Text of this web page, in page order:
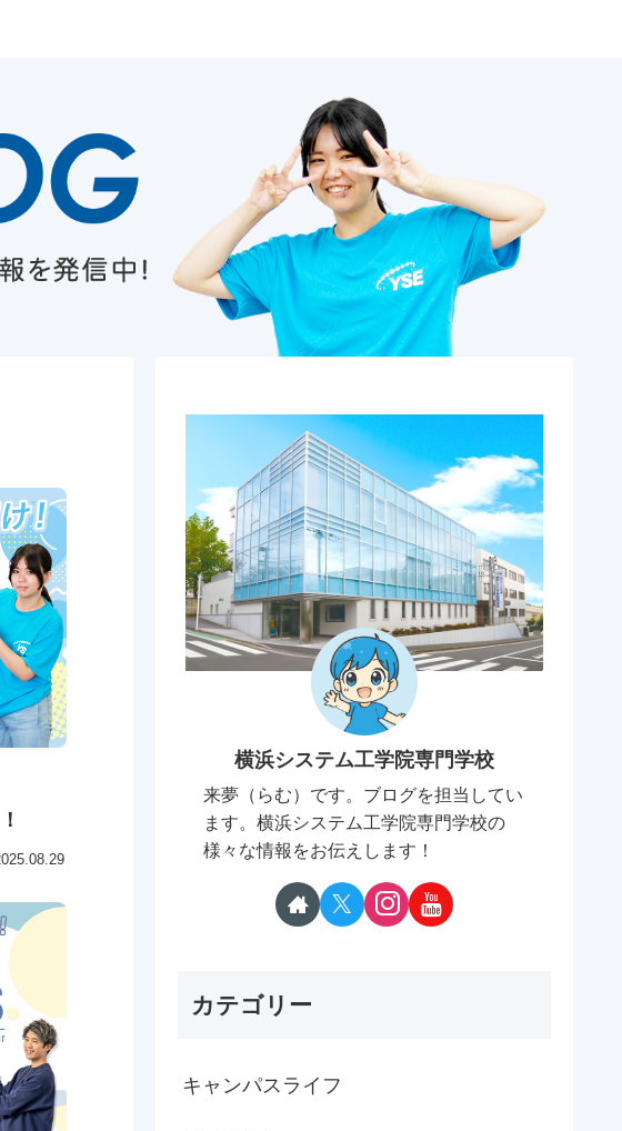
横浜システム工学院専門学校
来夢（らむ）です。ブログを担当してい
ます。横浜システム工学院専門学校の
様々な情報をお伝えします！
カテゴリー
キャンパスライフ